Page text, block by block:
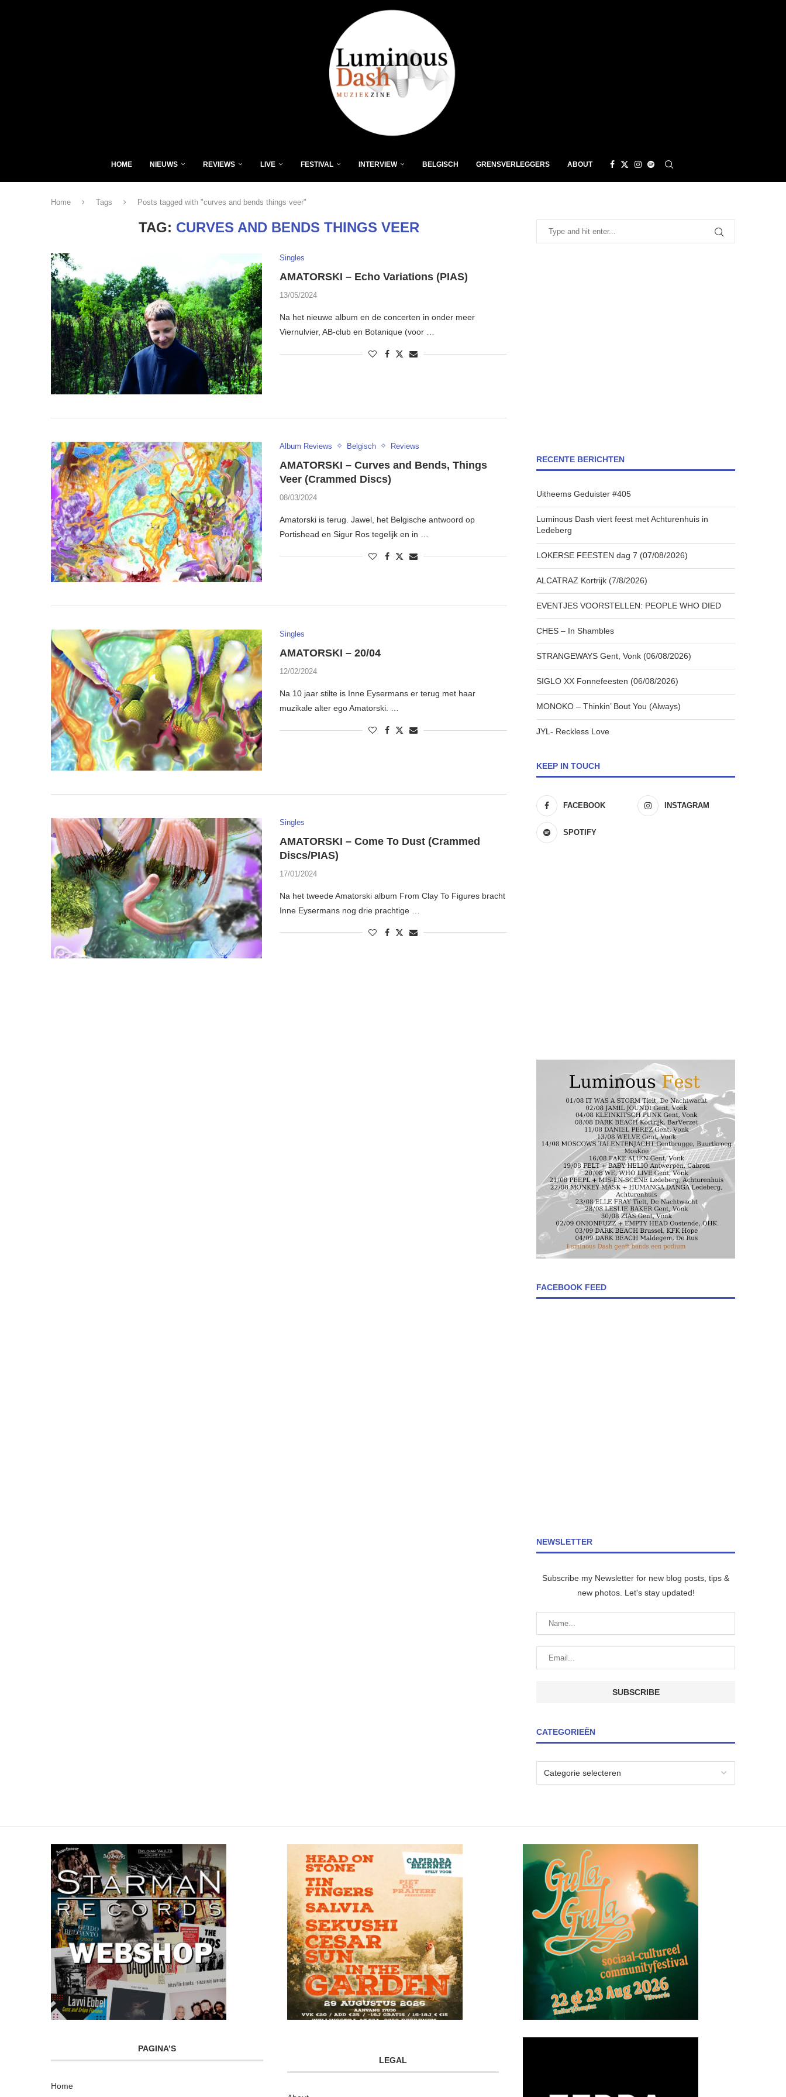
HOME NIEUWS REVIEWS LIVE FESTIVAL INTERVIEW BELGISCH GRENSVERLEGGERS ABOUT
Home Tags Posts tagged with "curves and bends things veer"
TAG: CURVES AND BENDS THINGS VEER
Singles
AMATORSKI – Echo Variations (PIAS)
13/05/2024
Na het nieuwe album en de concerten in onder meer
Viernulvier, AB-club en Botanique (voor …
Album Reviews Belgisch Reviews
AMATORSKI – Curves and Bends, Things
Veer (Crammed Discs)
08/03/2024
Amatorski is terug. Jawel, het Belgische antwoord op
Portishead en Sigur Ros tegelijk en in …
Singles
AMATORSKI – 20/04
12/02/2024
Na 10 jaar stilte is Inne Eysermans er terug met haar
muzikale alter ego Amatorski. …
Singles
AMATORSKI – Come To Dust (Crammed
Discs/PIAS)
17/01/2024
Na het tweede Amatorski album From Clay To Figures bracht
Inne Eysermans nog drie prachtige …
RECENTE BERICHTEN
Uitheems Geduister #405
Luminous Dash viert feest met Achturenhuis in
Ledeberg
LOKERSE FEESTEN dag 7 (07/08/2026)
ALCATRAZ Kortrijk (7/8/2026)
EVENTJES VOORSTELLEN: PEOPLE WHO DIED
CHES – In Shambles
STRANGEWAYS Gent, Vonk (06/08/2026)
SIGLO XX Fonnefeesten (06/08/2026)
MONOKO – Thinkin’ Bout You (Always)
JYL- Reckless Love
KEEP IN TOUCH
FACEBOOK INSTAGRAM
SPOTIFY
FACEBOOK FEED
NEWSLETTER
Subscribe my Newsletter for new blog posts, tips &
new photos. Let's stay updated!
CATEGORIEËN
PAGINA’S
Home
LEGAL